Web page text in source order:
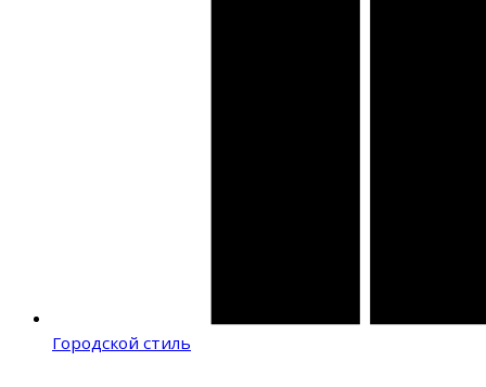
Городской стиль